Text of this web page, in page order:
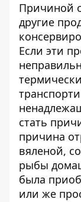
Причиной
другие
Если эти
стать
причина
вяленой,
рыбы
была
или же